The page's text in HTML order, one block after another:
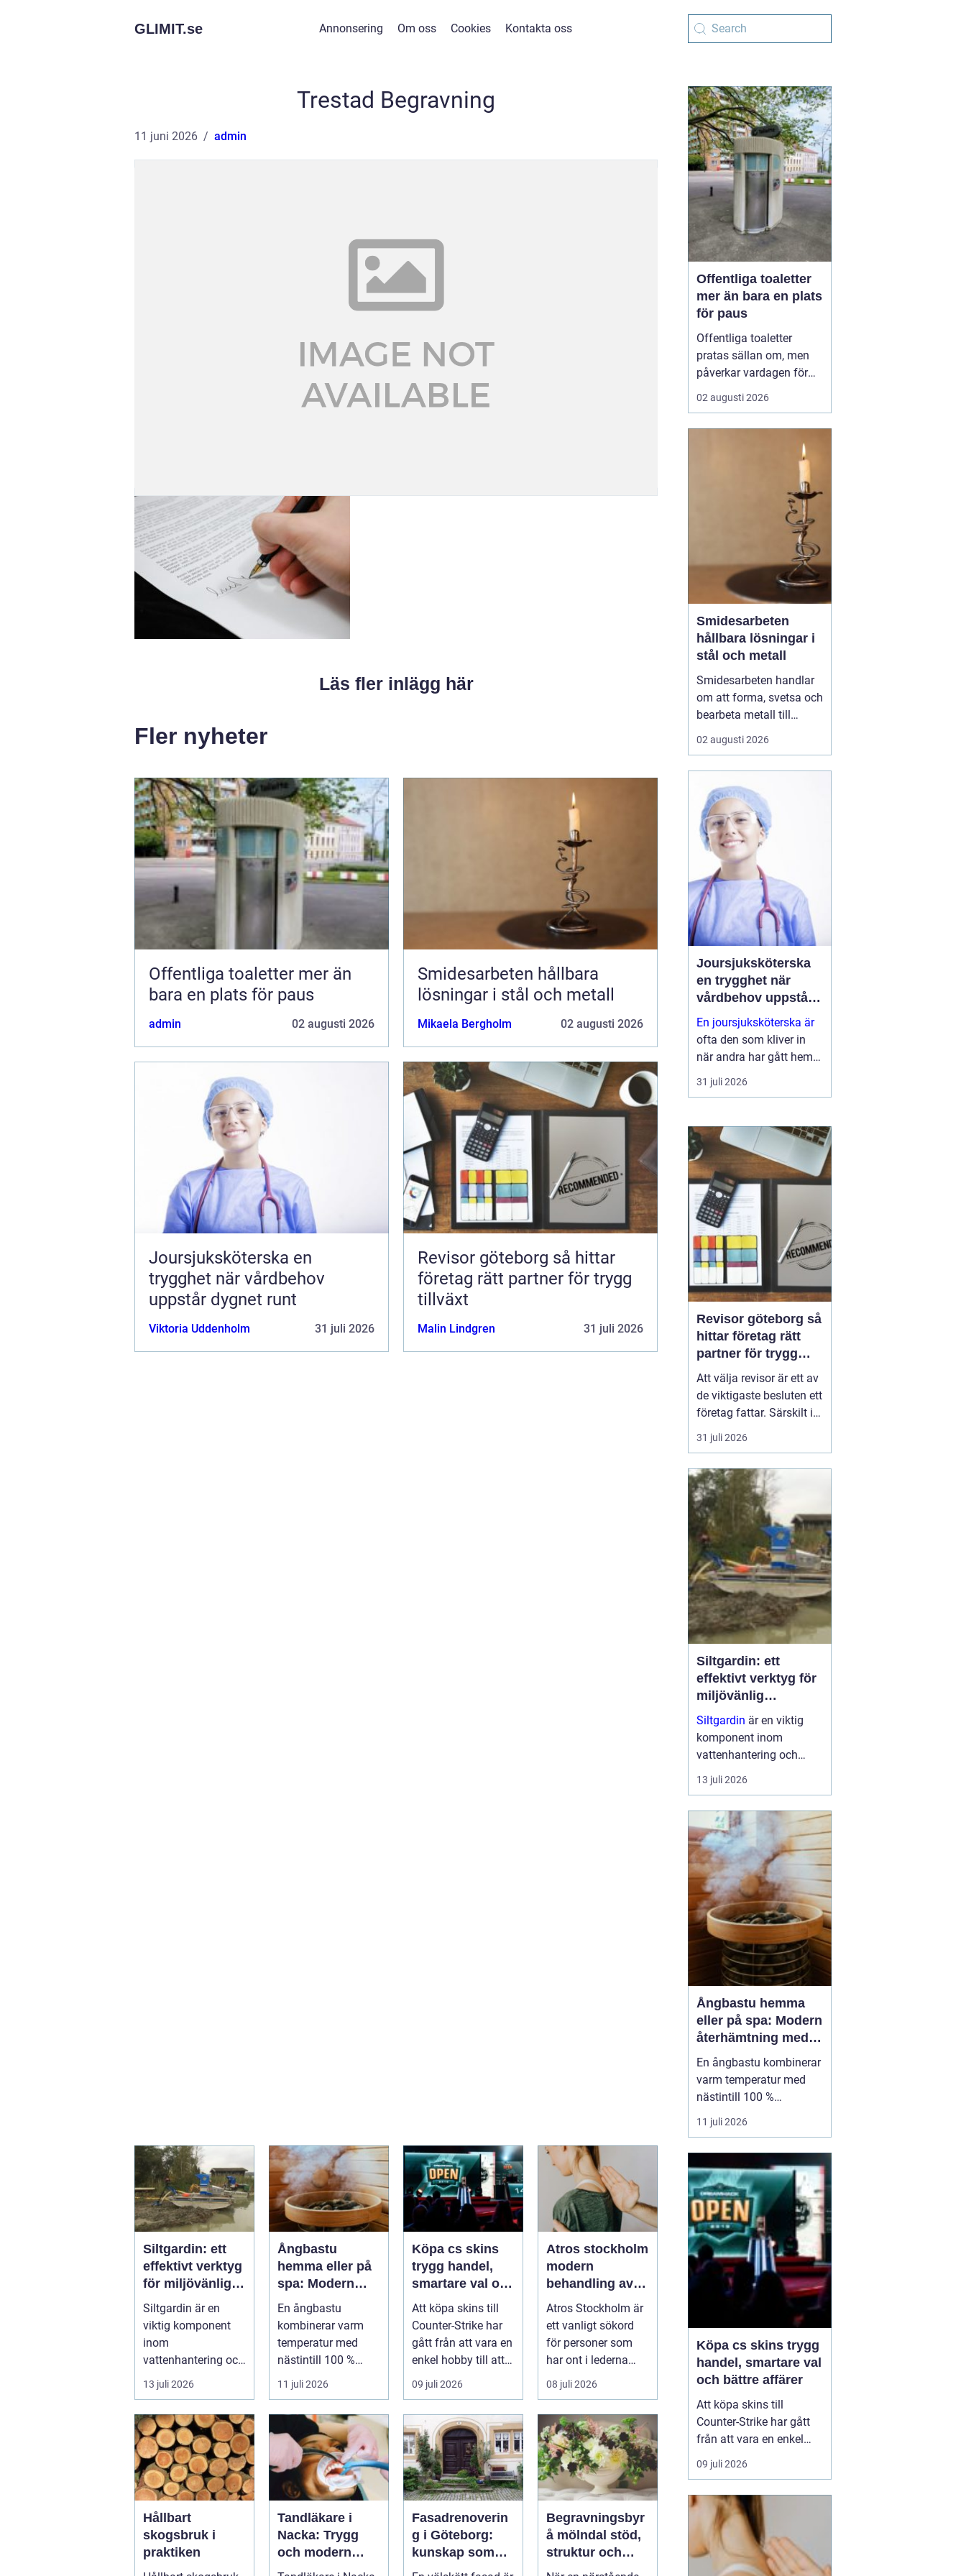
GLIMIT.se Annonsering Om oss Cookies Kontakta oss
Trestad Begravning
11 juni 2026 admin
Läs fler inlägg här
Fler nyheter
Offentliga toaletter mer än
bara en plats för paus
admin 02 augusti 2026
Smidesarbeten hållbara
lösningar i stål och metall
Mikaela Bergholm 02 augusti 2026
Joursjuksköterska en
trygghet när vårdbehov
uppstår dygnet runt
Viktoria Uddenholm 31 juli 2026
Revisor göteborg så hittar
företag rätt partner för trygg
tillväxt
Malin Lindgren 31 juli 2026
Siltgardin: ett
effektivt verktyg
för miljövänlig
vattenhantering
Siltgardin är en
viktig komponent
inom
vattenhantering och
miljöskydd, särskilt i
verksamheter som
i...
13 juli 2026
Ångbastu
hemma eller på
spa: Modern
återhämtning
med uråldrig
logik
En ångbastu
kombinerar varm
temperatur med
nästintill 100 %
luftfuktighet för att
sk...
11 juli 2026
Köpa cs skins
trygg handel,
smartare val och
bättre affärer
Att köpa skins till
Counter-Strike har
gått från att vara en
enkel hobby till att
bli en egen liten ...
09 juli 2026
Atros stockholm
modern
behandling av
ledbesvär i
huvudstaden
Atros Stockholm är
ett vanligt sökord
för personer som
har ont i lederna
och letar efter hjälp
i huv...
08 juli 2026
Hållbart
skogsbruk i
praktiken
Tandläkare i
Nacka: Trygg
och modern
tandvård nära
Fasadrenoverin
g i Göteborg:
kunskap som
lönar sig på lång
Begravningsbyr
å mölndal stöd,
struktur och
omsorg när livet
Offentliga toaletter
mer än bara en plats
för paus
Offentliga toaletter
pratas sällan om, men
påverkar vardagen för
nästan alla. När en stad,
park eller reseknut
äldre, personer med
funktionsnedsättning
och långväga resenäre...
02 augusti 2026
Smidesarbeten
hållbara lösningar i
stål och metall
Smidesarbeten handlar
om att forma, svetsa och
bearbeta metall till
starka och hållbara
konstruktioner. Det kan
trappor till stora
stålkonstruktioner i
industrin. När smidet
utförs rätt får du
produkter som håller
länge, tål...
02 augusti 2026
Joursjuksköterska
en trygghet när
vårdbehov uppstår
dygnet runt
En joursjuksköterska är
ofta den som kliver in
när andra har gått hem
för dagen. Under sena
kvällar, nätter och helger
människor på
äldreboenden, LSS-
boenden, inom
socialpsykiatrin och i
ord...
31 juli 2026
Revisor göteborg så
hittar företag rätt
partner för trygg
tillväxt
Att välja revisor är ett av
de viktigaste besluten ett
företag fattar. Särskilt i
en företagsintensiv stad
som Göteborg, där allt
bolag till internationella
koncerner verkar sida vid
sida. En bra revisor gör
mer än att granska s...
31 juli 2026
Siltgardin: ett
effektivt verktyg för
miljövänlig
vattenhantering
Siltgardin är en viktig
komponent inom
vattenhantering och
miljöskydd, särskilt i
verksamheter som
sjögrävning. Dessa
barriärer hjälper till att
minska grumling och
sp...
13 juli 2026
Ångbastu hemma
eller på spa: Modern
återhämtning med
uråldrig logik
En ångbastu kombinerar
varm temperatur med
nästintill 100 %
luftfuktighet för att
skapa en intensiv men
värmeupplevelse. Till
skillnad från en
torrbastu arbetar den
mer med fukt än extrem
värme, vilket g&o...
11 juli 2026
Köpa cs skins trygg
handel, smartare val
och bättre affärer
Att köpa skins till
Counter-Strike har gått
från att vara en enkel
hobby till att bli en egen
liten ekonomi. Värdet på
vapen kan motsvara en
mobiltelefon, och
misstag kan bli dyra.
Därför söker många
09 juli 2026